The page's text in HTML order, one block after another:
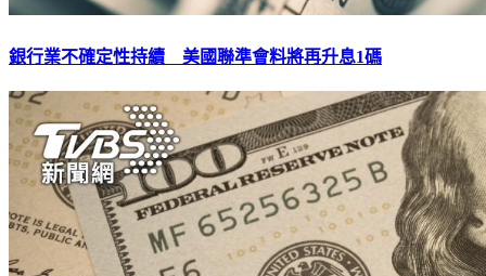
銀行業不確定性持續 美國聯準會料將再升息1碼